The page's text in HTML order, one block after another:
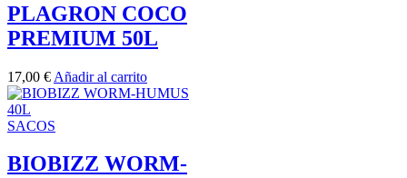
PLAGRON COCO
PREMIUM 50L
17,00 € Añadir al carrito
SACOS
BIOBIZZ WORM-